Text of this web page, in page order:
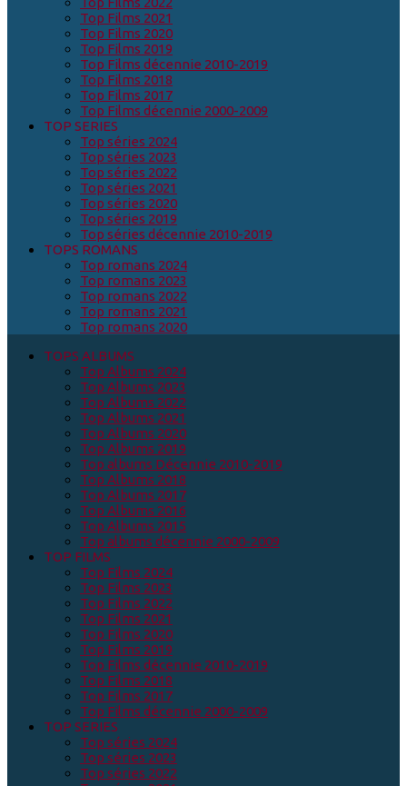
Top Films 2021
Top Films 2020
Top Films 2019
Top Films décennie 2010-2019
Top Films 2018
Top Films 2017
Top Films décennie 2000-2009
TOP SERIES
Top séries 2024
Top séries 2023
Top séries 2022
Top séries 2021
Top séries 2020
Top séries 2019
Top séries décennie 2010-2019
TOPS ROMANS
Top romans 2024
Top romans 2023
Top romans 2022
Top romans 2021
Top romans 2020
TOPS ALBUMS
Top Albums 2024
Top Albums 2023
Top Albums 2022
Top Albums 2021
Top Albums 2020
Top Albums 2019
Top albums Décennie 2010-2019
Top Albums 2018
Top Albums 2017
Top Albums 2016
Top Albums 2015
Top albums décennie 2000-2009
TOP FILMS
Top Films 2024
Top Films 2023
Top Films 2022
Top Films 2021
Top Films 2020
Top Films 2019
Top Films décennie 2010-2019
Top Films 2018
Top Films 2017
Top Films décennie 2000-2009
TOP SERIES
Top séries 2024
Top séries 2023
Top séries 2022